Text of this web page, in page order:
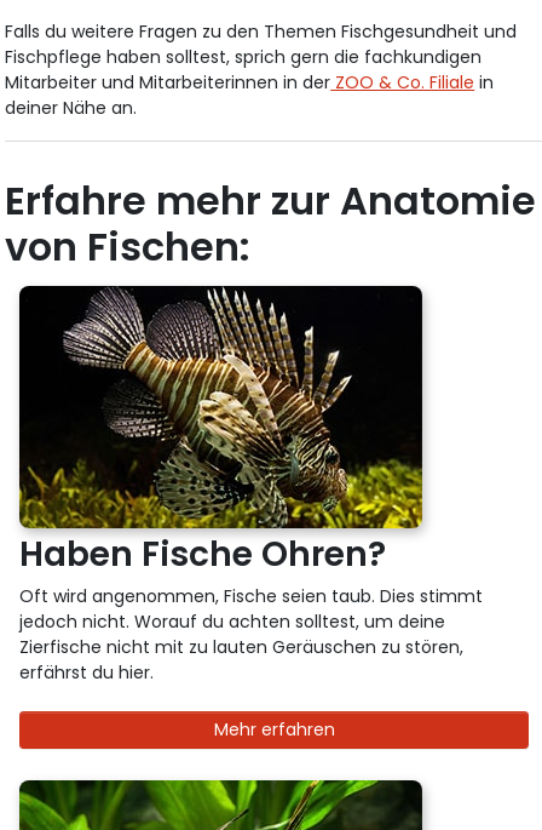
Falls du weitere Fragen zu den Themen Fischgesundheit und
Fischpflege haben solltest, sprich gern die fachkundigen
Mitarbeiter und Mitarbeiterinnen in der ZOO & Co. Filiale in
deiner Nähe an.
Erfahre mehr zur Anatomie
von Fischen:
Haben Fische Ohren?
Oft wird angenommen, Fische seien taub. Dies stimmt
jedoch nicht. Worauf du achten solltest, um deine
Zierfische nicht mit zu lauten Geräuschen zu stören,
erfährst du hier.
Mehr erfahren